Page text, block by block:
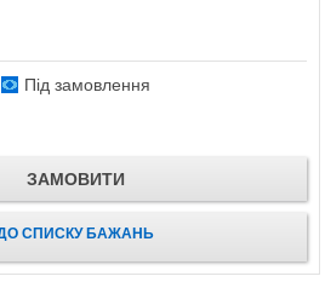
Під замовлення
ЗАМОВИТИ
СПИСКУ БАЖАНЬ